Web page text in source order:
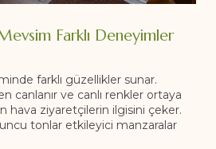
Farklı Deneyimler
farklı güzellikler sunar.
canlanır ve canlı renkler ortaya
hava ziyaretçilerin ilgisini çeker.
tonlar etkileyici manzaralar